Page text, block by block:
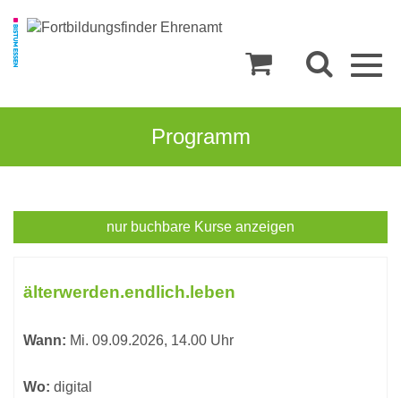
Programm
Kompetenzen
Tools
nur buchbare Kurse anzeigen
Tabellenüberschriften
werden.
älterwerden.endlich.leben
Wann: Mi. 09.09.2026, 14.00 Uhr
Wo: digital